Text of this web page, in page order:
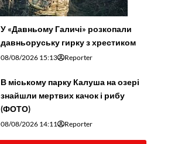
У «Давньому Галичі» розкопали
давньоруську гирку з хрестиком
08/08/2026 15:13 Reporter
В міському парку Калуша на озері
знайшли мертвих качок і рибу
(ФОТО)
08/08/2026 14:11 Reporter